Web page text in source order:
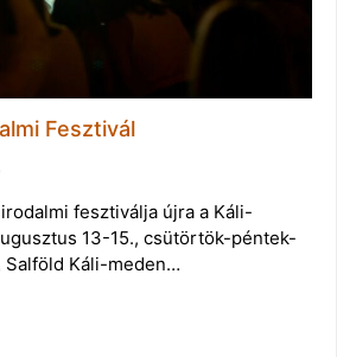
Fesztivál
fesztiválja újra a Káli-
13-15., csütörtök-péntek-
Salföld Káli-meden…